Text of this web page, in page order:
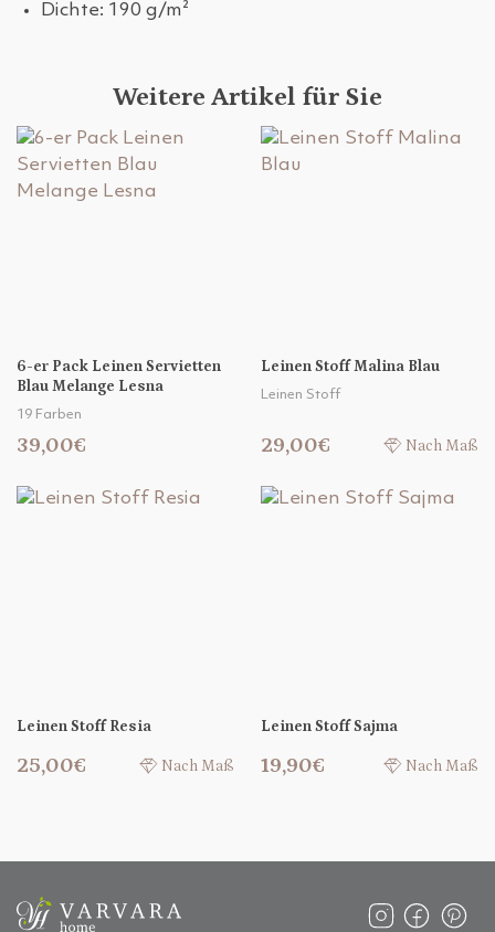
Dichte: 190 g/m²
Weitere Artikel für Sie
6-er Pack Leinen Servietten
Blau Melange Lesna
19 Farben
39,00€
Leinen Stoff Malina Blau
Leinen Stoff
29,00€ Nach Maß
Leinen Stoff Resia
25,00€ Nach Maß
Leinen Stoff Sajma
19,90€ Nach Maß